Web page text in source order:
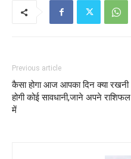
Previous article
कैसा होगा आज आपका दिन क्या रखनी
होगी कोई सावधानी,जाने अपने राशिफल
में